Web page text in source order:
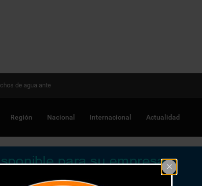
Región Nacional Internacional Actualidad